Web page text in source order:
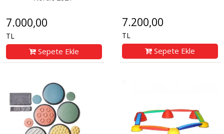
7.000,00
TL
Sepete Ekle
7.200,00
TL
Sepete Ekle